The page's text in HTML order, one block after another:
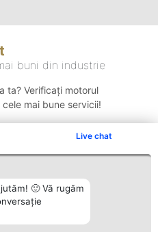
Live chat
🙂 Vă rugăm
buni din industrie
ta? Verificați motorul
mai bune servicii!